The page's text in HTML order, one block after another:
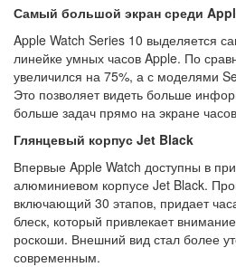
Самый большой экран среди
Apple Watch Series 10 выделяется
линейке умных часов Apple. По
увеличился на 75%, а с моделями
Это позволяет видеть больше
больше задач прямо на экране
Глянцевый корпус Jet Black
Впервые Apple Watch доступны в
алюминиевом корпусе Jet Black.
включающий 30 этапов, придает
блеск, который привлекает
роскоши. Внешний вид стал более
современным.